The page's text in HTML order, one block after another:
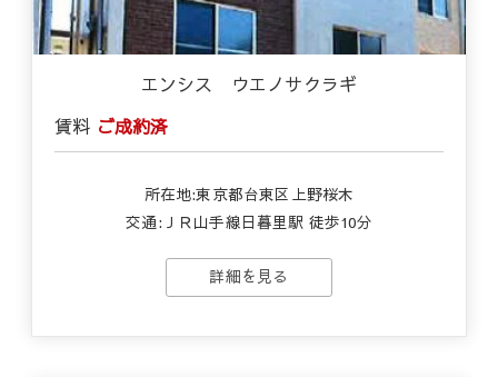
エンシス ウエノサクラギ
賃料 ご成約済
所在地:東京都台東区上野桜木
交通:ＪＲ山手線日暮里駅 徒歩10分
詳細を見る